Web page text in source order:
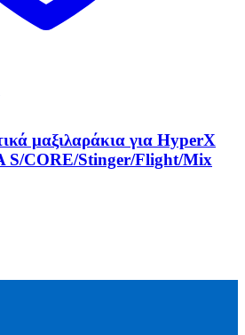
μαξιλαράκια για HyperX
S/CORE/Stinger/Flight/Mix